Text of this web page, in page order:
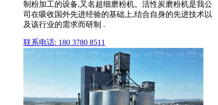
制粉加工的设备,又名超细磨粉机。活性炭磨粉机是我公
司在吸收国外先进经验的基础上,结合自身的先进技术以
及该行业的需求而研制 .
联系电话: 180 3780 8511